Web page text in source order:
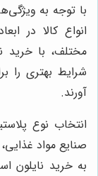
با توجه به
انواع کالا در
مختلف، با خرید
شرایط بهتری را
آورند.
انتخاب نوع
صنایع مواد
به خرید نایلون